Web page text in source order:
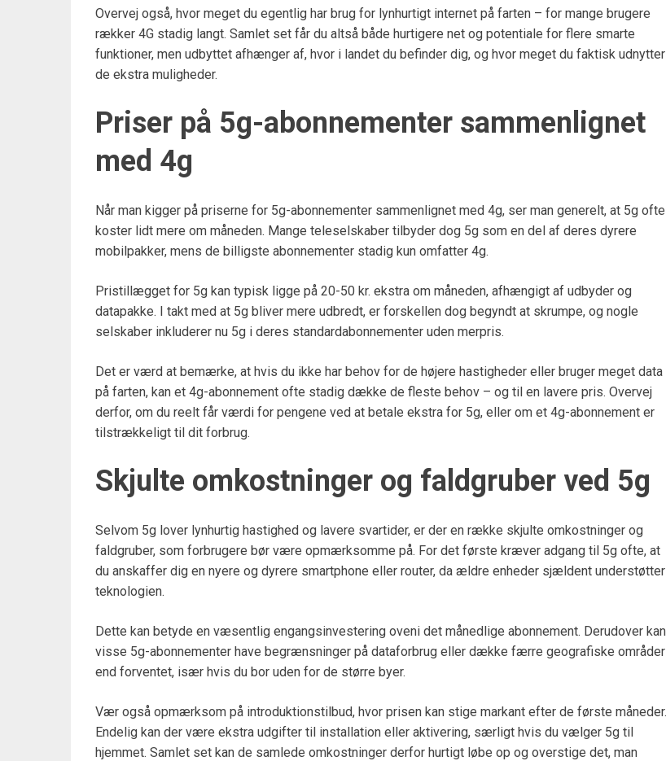
Overvej også, hvor meget du egentlig har brug for lynhurtigt internet på farten – for mange brugere
rækker 4G stadig langt. Samlet set får du altså både hurtigere net og potentiale for flere smarte
funktioner, men udbyttet afhænger af, hvor i landet du befinder dig, og hvor meget du faktisk udnytter
de ekstra muligheder.
Priser på 5g-abonnementer sammenlignet
med 4g
Når man kigger på priserne for 5g-abonnementer sammenlignet med 4g, ser man generelt, at 5g ofte
koster lidt mere om måneden. Mange teleselskaber tilbyder dog 5g som en del af deres dyrere
mobilpakker, mens de billigste abonnementer stadig kun omfatter 4g.
Pristillægget for 5g kan typisk ligge på 20-50 kr. ekstra om måneden, afhængigt af udbyder og
datapakke. I takt med at 5g bliver mere udbredt, er forskellen dog begyndt at skrumpe, og nogle
selskaber inkluderer nu 5g i deres standardabonnementer uden merpris.
Det er værd at bemærke, at hvis du ikke har behov for de højere hastigheder eller bruger meget data
på farten, kan et 4g-abonnement ofte stadig dække de fleste behov – og til en lavere pris. Overvej
derfor, om du reelt får værdi for pengene ved at betale ekstra for 5g, eller om et 4g-abonnement er
tilstrækkeligt til dit forbrug.
Skjulte omkostninger og faldgruber ved 5g
Selvom 5g lover lynhurtig hastighed og lavere svartider, er der en række skjulte omkostninger og
faldgruber, som forbrugere bør være opmærksomme på. For det første kræver adgang til 5g ofte, at
du anskaffer dig en nyere og dyrere smartphone eller router, da ældre enheder sjældent understøtter
teknologien.
Dette kan betyde en væsentlig engangsinvestering oveni det månedlige abonnement. Derudover kan
visse 5g-abonnementer have begrænsninger på dataforbrug eller dække færre geografiske områder
end forventet, især hvis du bor uden for de større byer.
Vær også opmærksom på introduktionstilbud, hvor prisen kan stige markant efter de første måneder.
Endelig kan der være ekstra udgifter til installation eller aktivering, særligt hvis du vælger 5g til
hjemmet. Samlet set kan de samlede omkostninger derfor hurtigt løbe op og overstige det, man